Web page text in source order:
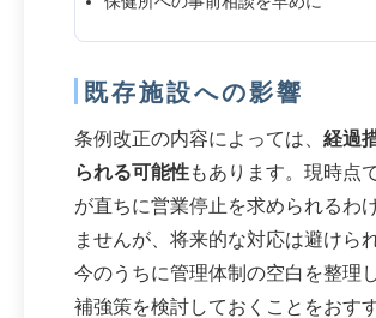
既存施設への影響
条例改正の内容によっては、 経過
られる可能性もあります。現時点
が直ちに営業停止を求められるわ
ませんが、将来的な対応は避けら
今のうちに管理体制の空白を整理
補強策を検討しておくことをおす